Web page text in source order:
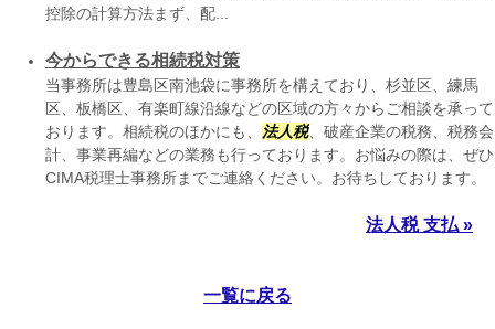
控除の計算方法まず、配...
今からできる相続税対策
当事務所は豊島区南池袋に事務所を構えており、杉並区、練馬
区、板橋区、有楽町線沿線などの区域の方々からご相談を承って
おります。相続税のほかにも、
法人税、破産企業の税務、税務会
計、事業再編などの業務も行っております。お悩みの際は、ぜひ
CIMA税理士事務所までご連絡ください。お待ちしております。
法人税 支払 »
一覧に戻る